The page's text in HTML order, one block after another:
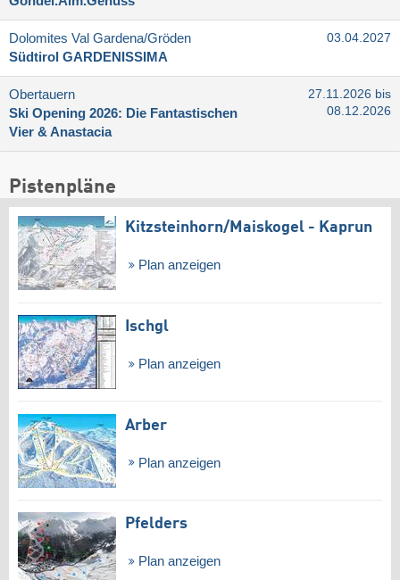
Dolomites Val Gardena/​Gröden
Südtirol GARDENISSIMA
03.04.2027
Obertauern
Ski Opening 2026: Die Fantastischen
Vier & Anastacia
27.11.2026 bis
08.12.2026
Pistenpläne
Kitzsteinhorn/​Maiskogel - Kaprun
Plan anzeigen
Ischgl
Plan anzeigen
Arber
Plan anzeigen
Pfelders
Plan anzeigen